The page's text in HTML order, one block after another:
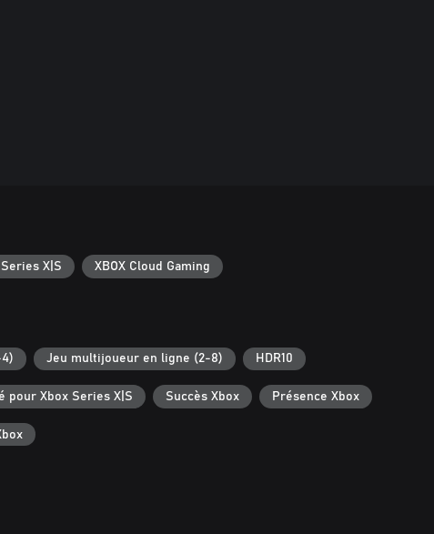
Series X|S XBOX Cloud Gaming
Jeu multijoueur en ligne (2-8) HDR10
pour Xbox Series X|S Succès Xbox Présence Xbox